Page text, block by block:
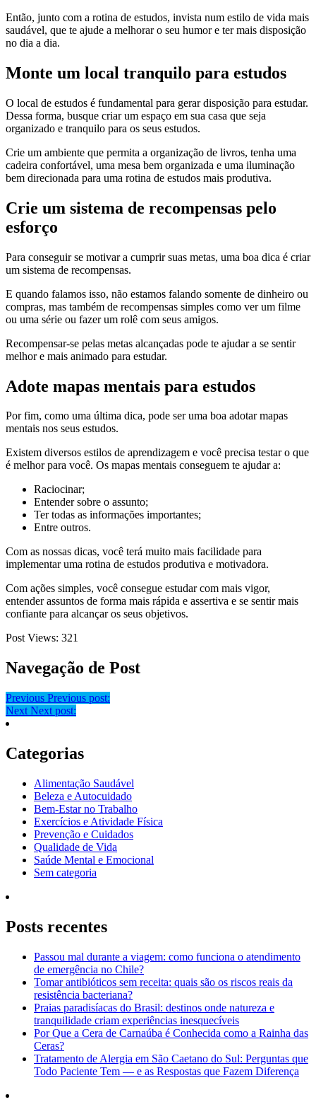
Então, junto com a rotina de estudos, invista num estilo de vida mais
saudável, que te ajude a melhorar o seu humor e ter mais disposição
no dia a dia.
Monte um local tranquilo para estudos
O local de estudos é fundamental para gerar disposição para estudar.
Dessa forma, busque criar um espaço em sua casa que seja
organizado e tranquilo para os seus estudos.
Crie um ambiente que permita a organização de livros, tenha uma
cadeira confortável, uma mesa bem organizada e uma iluminação
bem direcionada para uma rotina de estudos mais produtiva.
Crie um sistema de recompensas pelo
esforço
Para conseguir se motivar a cumprir suas metas, uma boa dica é criar
um sistema de recompensas.
E quando falamos isso, não estamos falando somente de dinheiro ou
compras, mas também de recompensas simples como ver um filme
ou uma série ou fazer um rolê com seus amigos.
Recompensar-se pelas metas alcançadas pode te ajudar a se sentir
melhor e mais animado para estudar.
Adote mapas mentais para estudos
Por fim, como uma última dica, pode ser uma boa adotar mapas
mentais nos seus estudos.
Existem diversos estilos de aprendizagem e você precisa testar o que
é melhor para você. Os mapas mentais conseguem te ajudar a:
Raciocinar;
Entender sobre o assunto;
Ter todas as informações importantes;
Entre outros.
Com as nossas dicas, você terá muito mais facilidade para
implementar uma rotina de estudos produtiva e motivadora.
Com ações simples, você consegue estudar com mais vigor,
entender assuntos de forma mais rápida e assertiva e se sentir mais
confiante para alcançar os seus objetivos.
Post Views: 321
Navegação de Post
Previous Previous post:
Next Next post:
Categorias
Alimentação Saudável
Beleza e Autocuidado
Bem-Estar no Trabalho
Exercícios e Atividade Física
Prevenção e Cuidados
Qualidade de Vida
Saúde Mental e Emocional
Sem categoria
Posts recentes
Passou mal durante a viagem: como funciona o atendimento
de emergência no Chile?
Tomar antibióticos sem receita: quais são os riscos reais da
resistência bacteriana?
Praias paradisíacas do Brasil: destinos onde natureza e
tranquilidade criam experiências inesquecíveis
Por Que a Cera de Carnaúba é Conhecida como a Rainha das
Ceras?
Tratamento de Alergia em São Caetano do Sul: Perguntas que
Todo Paciente Tem — e as Respostas que Fazem Diferença